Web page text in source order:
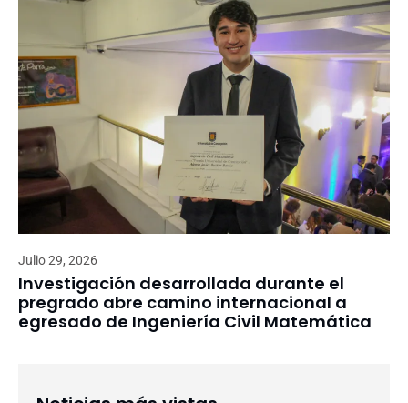
Julio 29, 2026
Investigación desarrollada durante el
pregrado abre camino internacional a
egresado de Ingeniería Civil Matemática